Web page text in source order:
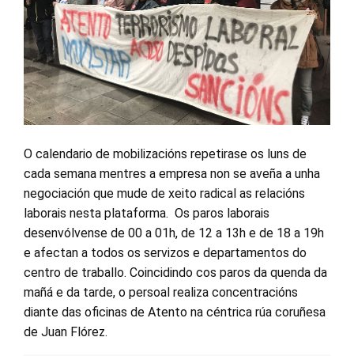
O calendario de mobilizacións repetirase os luns de
cada semana mentres a empresa non se aveña a unha
negociación que mude de xeito radical as relacións
laborais nesta plataforma. Os paros laborais
desenvólvense de 00 a 01h, de 12 a 13h e de 18 a 19h
e afectan a todos os servizos e departamentos do
centro de traballo. Coincidindo cos paros da quenda da
mañá e da tarde, o persoal realiza concentracións
diante das oficinas de Atento na céntrica rúa coruñesa
de Juan Flórez.